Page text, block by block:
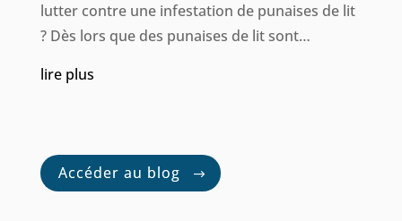
lutter contre une infestation de punaises de lit
? Dès lors que des punaises de lit sont
de se sentir submergé par la situation. Ces
lire plus
Accéder au blog